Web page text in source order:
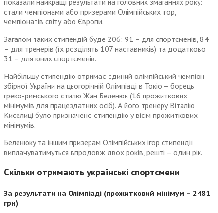
показали найкращі результати на головних змаганнях року:
стали чемпіонами або призерами Олімпійських ігор,
чемпіонатів світу або Європи.
Загалом таких стипендій буде 206: 91 – для спортсменів, 84
– для тренерів (їх розділять 107 наставників) та додатково
31 – для юних спортсменів.
Найбільшу стипендію отримає єдиний олімпійський чемпіон
збірної України на цьогорічній Олімпіаді в Токіо – борець
греко-римського стилю Жан Беленюк (16 прожиткових
мінімумів для працездатних осіб). А його тренеру Віталію
Киселиці було призначено стипендію у вісім прожиткових
мінімумів.
Беленюку та іншим призерам Олімпійських ігор стипендії
виплачуватимуться впродовж двох років, решті – один рік.
Скільки отримають українські спортсмени
За результати на Олімпіаді (прожитковий мінімум – 2481
грн)